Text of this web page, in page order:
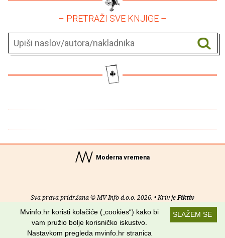
– PRETRAŽI SVE KNJIGE –
Moderna vremena
Sva prava pridržana © MV Info d.o.o. 2026. • Kriv jeFiktiv
Uvjeti korištenja RSS kanali
Potraži nas na:
SLAŽEM SE
Mvinfo.hr koristi kolačiće („cookies“) kako bi
vam pružio bolje korisničko iskustvo.
Nastavkom pregleda mvinfo.hr stranica